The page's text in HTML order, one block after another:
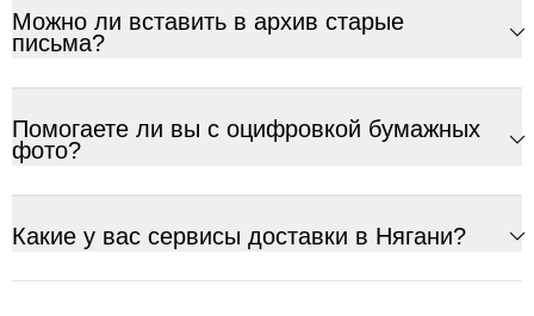
Можно ли вставить в архив старые
письма?
Помогаете ли вы с оцифровкой бумажных
фото?
Какие у вас сервисы доставки в Нягани?